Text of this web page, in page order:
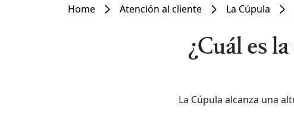
Home Atención al cliente La Cúpula
¿Cuál es
La Cúpula alcanza una